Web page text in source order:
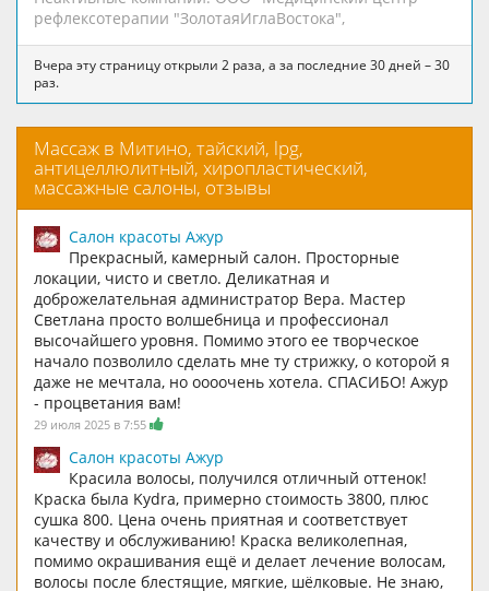
рефлексотерапии "ЗолотаяИглаВостока",
Вчера эту страницу открыли 2 раза, а за последние 30 дней – 30
раз.
Массаж в Митино, тайский, lpg,
антицеллюлитный, хиропластический,
массажные салоны, отзывы
Салон красоты Ажур
Прекрасный, камерный салон. Просторные
локации, чисто и светло. Деликатная и
доброжелательная администратор Вера. Мастер
Светлана просто волшебница и профессионал
высочайшего уровня. Помимо этого ее творческое
начало позволило сделать мне ту стрижку, о которой я
даже не мечтала, но оооочень хотела. СПАСИБО! Ажур
- процветания вам!
29 июля 2025 в 7:55
Салон красоты Ажур
Красила волосы, получился отличный оттенок!
Краска была Kydra, примерно стоимость 3800, плюс
сушка 800. Цена очень приятная и соответствует
качеству и обслуживанию! Краска великолепная,
помимо окрашивания ещё и делает лечение волосам,
волосы после блестящие, мягкие, шёлковые. Не знаю,